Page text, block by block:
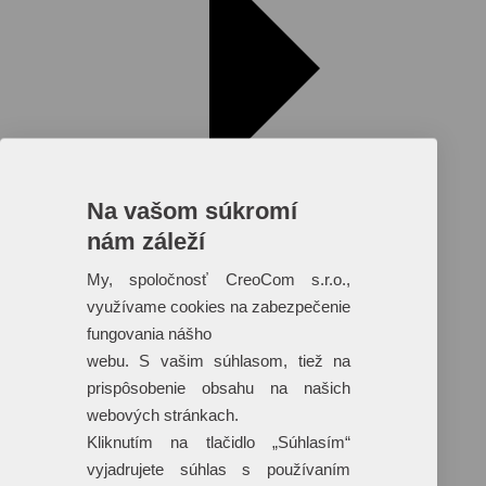
Reklamné predmety s plnofarebnou
potlačou
Dáždniky
Tašky
Hračky
+ 17 ďalších
Na vašom súkromí
nám záleží
My, spoločnosť CreoCom s.r.o.,
využívame cookies na zabezpečenie
fungovania nášho
webu. S vašim súhlasom, tiež na
prispôsobenie obsahu na našich
webových stránkach.
Kliknutím na tlačidlo „Súhlasím“
vyjadrujete súhlas s používaním